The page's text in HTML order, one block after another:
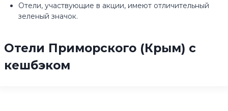
Отели, участвующие в акции, имеют отличительный
зеленый значок.
Отели Приморского (Крым) с
кешбэком